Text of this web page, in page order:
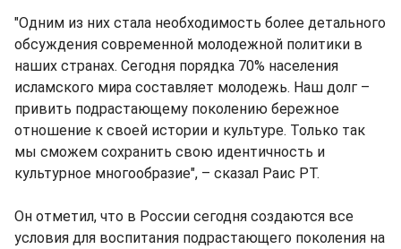
"Одним из них стала необходимость более детального
обсуждения современной молодежной политики в
наших странах. Сегодня порядка 70% населения
исламского мира составляет молодежь. Наш долг –
привить подрастающему поколению бережное
отношение к своей истории и культуре. Только так
мы сможем сохранить свою идентичность и
культурное многообразие", – сказал Раис РТ.
Он отметил, что в России сегодня создаются все
условия для воспитания подрастающего поколения на